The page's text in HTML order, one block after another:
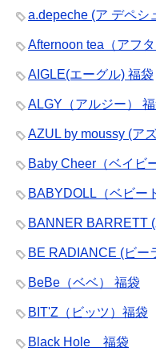
a.depeche (ア デペ
Afternoon tea（アフ
AIGLE(エーグル) 福袋
ALGY（アルジー）
AZUL by moussy (ア
Baby Cheer（ベイビ
BABYDOLL（ベビー
BANNER BARRETT
BE RADIANCE (ビ
BeBe（ベベ） 福袋
BIT'Z（ビッツ）福袋
Black Hole 福袋